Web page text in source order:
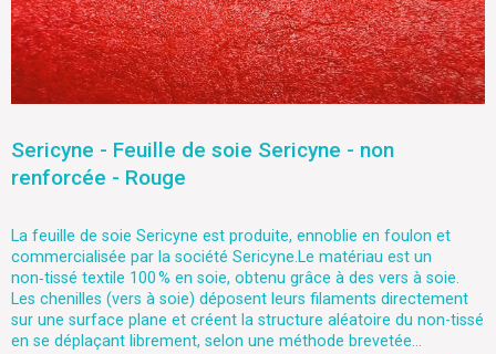
Sericyne - Feuille de soie Sericyne - non
renforcée - Rouge
La feuille de soie Sericyne est produite, ennoblie en foulon et
commercialisée par la société Sericyne.Le matériau est un
non‑tissé textile 100 % en soie, obtenu grâce à des vers à soie.
Les chenilles (vers à soie) déposent leurs filaments directement
sur une surface plane et créent la structure aléatoire du non-tissé
en se déplaçant librement, selon une méthode brevetée...